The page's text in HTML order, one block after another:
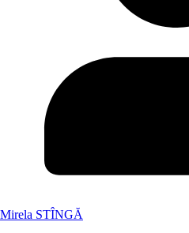
Mirela STÎNGĂ